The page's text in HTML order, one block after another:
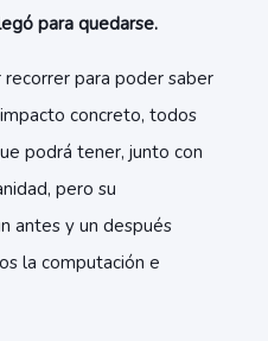
para quedarse.
para poder saber
concreto, todos
podrá tener, junto con
pero su
antes y un después
la computación e